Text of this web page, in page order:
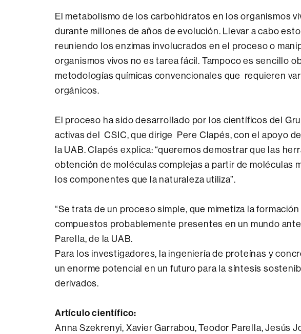
El metabolismo de los carbohidratos en los organismos
durante millones de años de evolución. Llevar a cabo
reuniendo los enzimas involucrados en el proceso o
organismos vivos no es tarea fácil. Tampoco es sencillo
metodologías químicas convencionales que requieren
orgánicos.
El proceso ha sido desarrollado por los científicos del
activas del CSIC, que dirige Pere Clapés, con el apoyo
la UAB. Clapés explica: “queremos demostrar que las
obtención de moléculas complejas a partir de moléculas
los componentes que la naturaleza utiliza”.
“Se trata de un proceso simple, que mimetiza la
compuestos probablemente presentes en un mundo
Parella, de la UAB.
Para los investigadores, la ingeniería de proteínas y
un enorme potencial en un futuro para la síntesis
derivados.
Artículo científico:
Anna Szekrenyi, Xavier Garrabou, Teodor Parella, Jesús